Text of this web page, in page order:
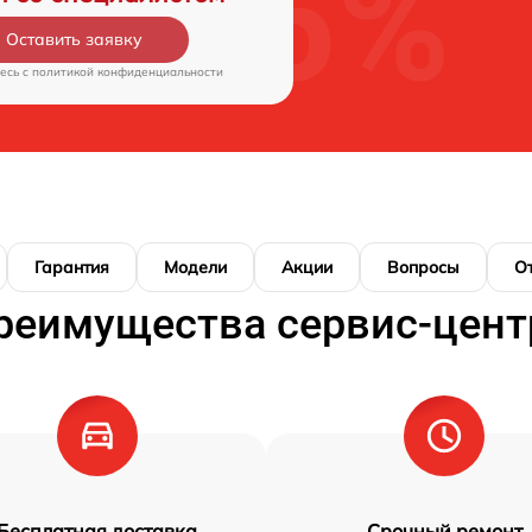
Оставить заявку
c политикой конфиденциальности
Гарантия Модели Акции Вопросы
сервис-